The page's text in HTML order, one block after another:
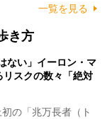
一覧を見る
き方
ない」イーロン・マ
リスクの数々「絶対
の「兆万長者（ト